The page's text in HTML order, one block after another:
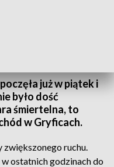
już w piątek i
było dość
śmiertelna, to
w Gryficach.
ruchu.
ostatnich godzinach do